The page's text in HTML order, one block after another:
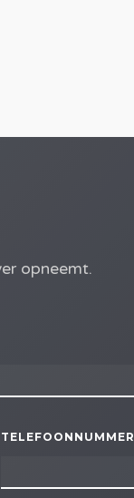
opneemt.
TELEFOONNUMMER